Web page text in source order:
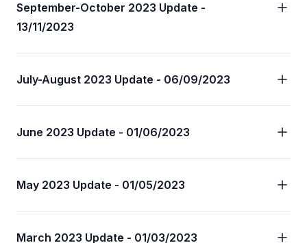
September-October 2023 Update -
13/11/2023
July-August 2023 Update - 06/09/2023
June 2023 Update - 01/06/2023
May 2023 Update - 01/05/2023
March 2023 Update - 01/03/2023